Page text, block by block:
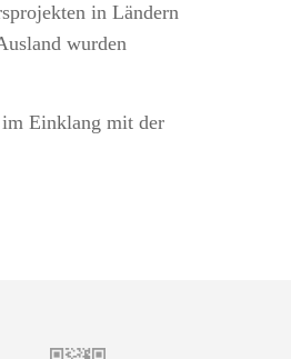
in Ländern
wurden
im Einklang mit der